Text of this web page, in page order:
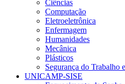
Ciências
Computação
Eletroeletrônica
Enfermagem
Humanidades
Mecânica
Plásticos
Segurança do Trabalho
UNICAMP-SISE